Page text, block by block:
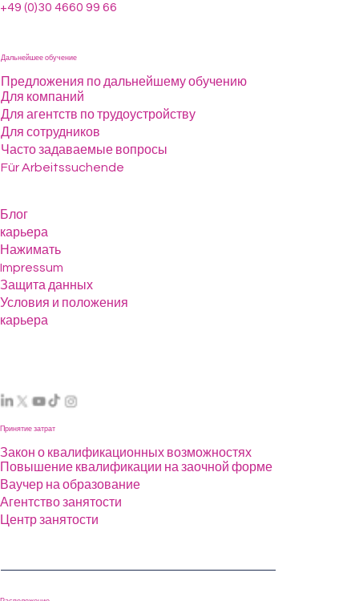
+49 (0)30 4660 99 66
Дальнейшее обучение
Предложения по дальнейшему обучению
Для компаний
Для агентств по трудоустройству
Для сотрудников
Часто задаваемые вопросы
Für Arbeitssuchende
Принятие затрат
Закон о квалификационных возможностях
Повышение квалификации на заочной форме
Ваучер на образование
Агентство занятости
Центр занятости
Блог
карьера
карьера
Нажимать
Impressum
Защита данных
Условия и положения